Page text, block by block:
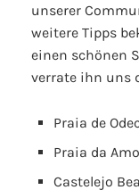
unserer
weitere Tipps
einen schönen
verrate ihn uns
Praia de
Praia da
Castelejo